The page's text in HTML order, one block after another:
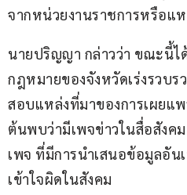
จากหน่วยงานราชการหรือแ
นายปริญญา กล่าวว่า ขณะนี้
กฎหมายของจังหวัดเร่งรวบ
สอบแหล่งที่มาของการเผยแ
ต้นพบว่ามีเพจข่าวในสื่อสังค
เพจ ที่มีการนำเสนอข้อมูลอัน
เข้าใจผิดในสังคม